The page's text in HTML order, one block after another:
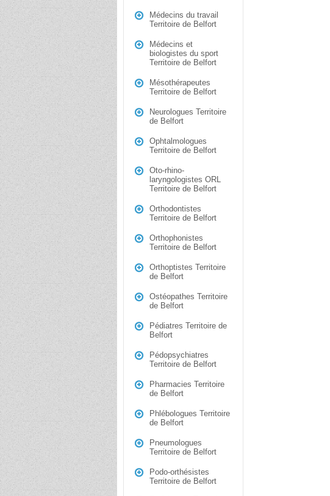
Médecins du travail
Territoire de Belfort
Médecins et
biologistes du sport
Territoire de Belfort
Mésothérapeutes
Territoire de Belfort
Neurologues Territoire
de Belfort
Ophtalmologues
Territoire de Belfort
Oto-rhino-
laryngologistes ORL
Territoire de Belfort
Orthodontistes
Territoire de Belfort
Orthophonistes
Territoire de Belfort
Orthoptistes Territoire
de Belfort
Ostéopathes Territoire
de Belfort
Pédiatres Territoire de
Belfort
Pédopsychiatres
Territoire de Belfort
Pharmacies Territoire
de Belfort
Phlébologues Territoire
de Belfort
Pneumologues
Territoire de Belfort
Podo-orthésistes
Territoire de Belfort